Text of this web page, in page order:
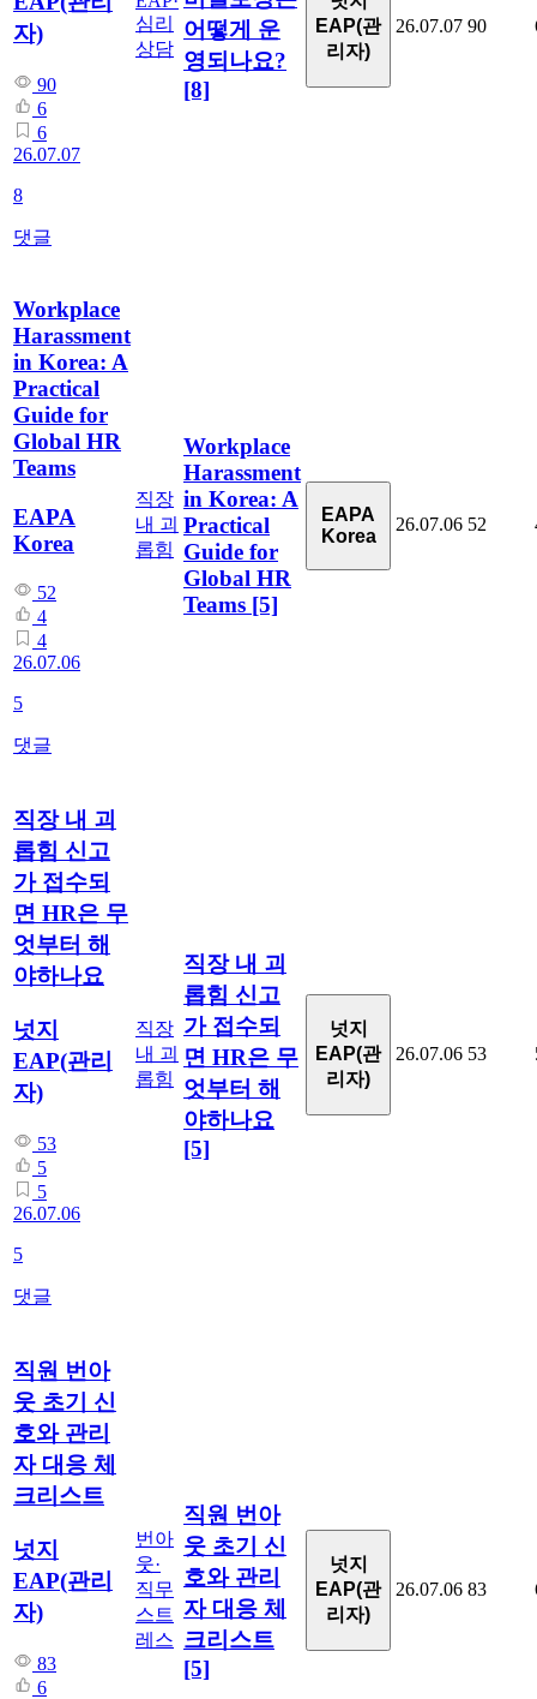
자)
90
6
6
26.07.07
8
댓글
심리
상담
어떻게 운
영되나요?
[8]
EAP(관
리자)
26.07.07 90
Workplace
Harassment
in Korea: A
Practical
Guide for
Global HR
Teams
EAPA
Korea
52
4
4
26.07.06
5
댓글
직장
내 괴
롭힘
Workplace
Harassment
in Korea: A
Practical
Guide for
Global HR
Teams [5]
EAPA
Korea
26.07.06 52
직장 내 괴
롭힘 신고
가 접수되
면 HR은 무
엇부터 해
야하나요
넛지
EAP(관리
자)
53
5
5
26.07.06
5
댓글
직장
내 괴
롭힘
직장 내 괴
롭힘 신고
가 접수되
면 HR은 무
엇부터 해
야하나요
[5]
넛지
EAP(관
리자)
26.07.06 53
직원 번아
웃 초기 신
호와 관리
자 대응 체
크리스트
넛지
EAP(관리
자)
83
6
번아
웃·
직무
스트
레스
직원 번아
웃 초기 신
호와 관리
자 대응 체
크리스트
[5]
넛지
EAP(관
리자)
26.07.06 83